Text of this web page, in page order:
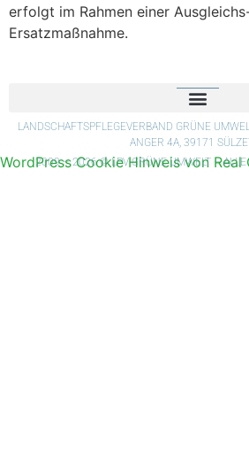
erfolgt im Rahmen einer
Ersatzmaßnahme.
LANDSCHAFTSPFLEGEVERBAND GRÜNE
ANGER 4A, 39171
2009 – 2026 © LPV GRÜNE UMWELT – ALLE
WordPress Cookie Hinweis von Real